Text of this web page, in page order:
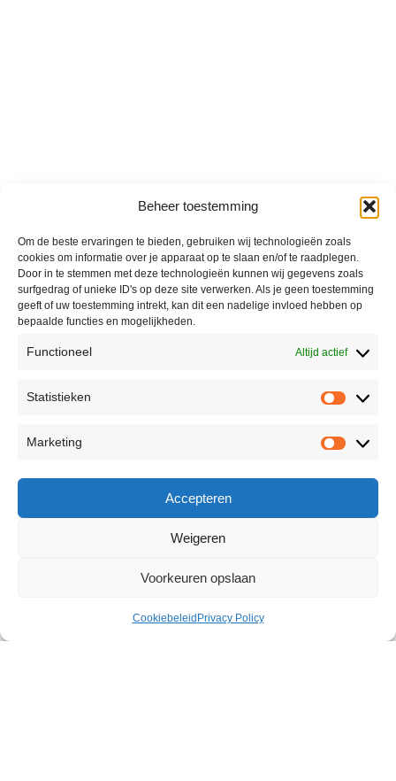
Beheer toestemming
Om de beste ervaringen te bieden, gebruiken wij technologieën zoals
cookies om informatie over je apparaat op te slaan en/of te raadplegen.
Door in te stemmen met deze technologieën kunnen wij gegevens zoals
surfgedrag of unieke ID's op deze site verwerken. Als je geen toestemming
geeft of uw toestemming intrekt, kan dit een nadelige invloed hebben op
bepaalde functies en mogelijkheden.
Functioneel Altijd actief
Statistieken
Marketing
Accepteren
Weigeren
Voorkeuren opslaan
Cookiebeleid Privacy Policy